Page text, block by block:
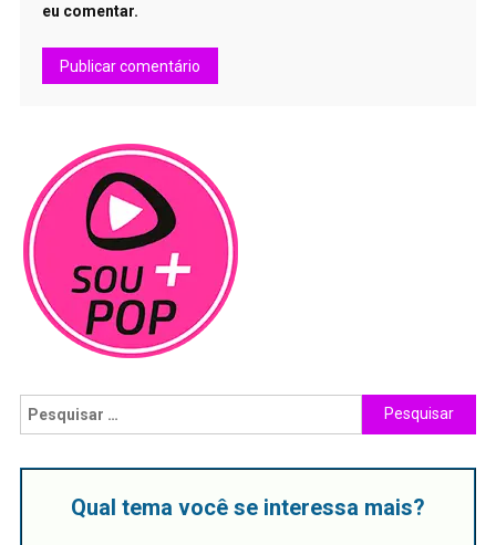
eu comentar.
Qual tema você se interessa mais?